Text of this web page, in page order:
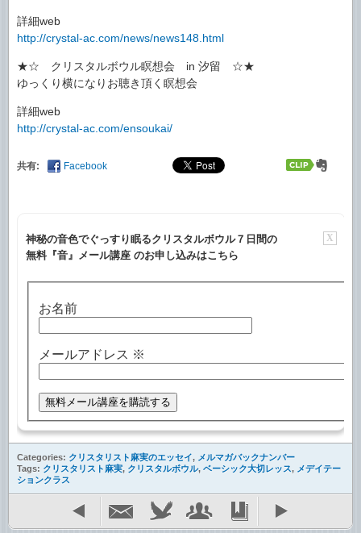
詳細web
http://crystal-ac.com/news/news148.html
★☆ クリスタルボウル瞑想会 in 汐留 ☆★
ゆっくり横になりお聴き頂く瞑想会
詳細web
http://crystal-ac.com/ensoukai/
共有: Facebook
X
神秘の音色でぐっすり眠るクリスタルボウル７日間の
無料『音』メール講座 のお申し込みはこちら
お名前
メールアドレス ※
Categories: クリスタリスト麻実のエッセイ, メルマガバックナンバー
Tags: クリスタリスト麻実, クリスタルボウル, ベーシック大切レッス, メデイテー
ションクラス